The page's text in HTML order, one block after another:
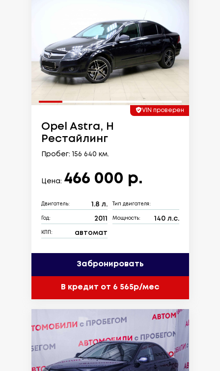
VIN проверен
Opel Astra, H
Рестайлинг
Пробег: 156 640 км.
Цена: 466 000 р.
Двигатель: 1.8 л. Тип двигателя:
Год: 2011 Мощность: 140 л.с.
КПП: автомат
Забронировать
В кредит от 6 565р/мес